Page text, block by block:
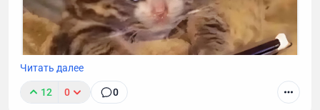
Читать далее
12 0 0